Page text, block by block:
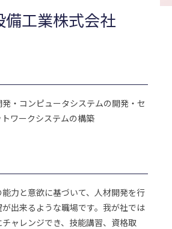
備工業株式会社
発・コンピュータシステムの開発・セ
ワークシステムの構築
力と意欲に基づいて、人材開発を行
出来るような職場です。我が社では
ャレンジでき、技能講習、資格取